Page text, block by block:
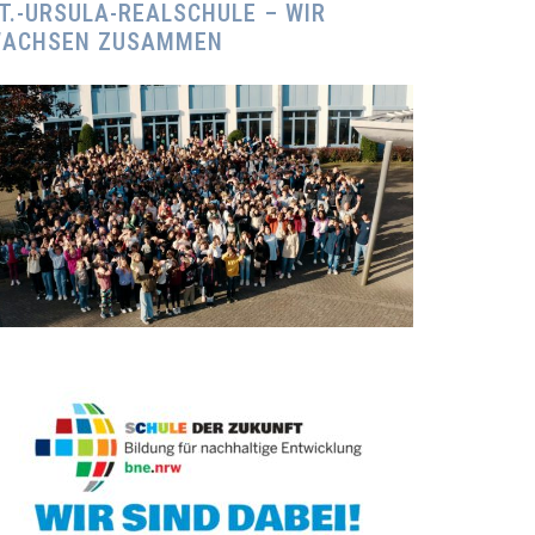
URSULA-REALSCHULE – WIR
ZUSAMMEN